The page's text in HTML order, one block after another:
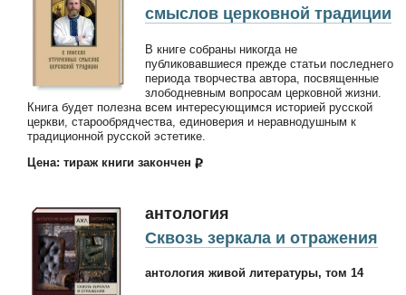
смыслов церковной традиции
В книге собраны никогда не
публиковавшиеся прежде статьи последнего
периода творчества автора, посвященные
злободневным вопросам церковной жизни.
Книга будет полезна всем интересующимся историей русской
церкви, старообрядчества, единоверия и неравнодушным к
традиционной русской эстетике.
Цена: тираж книги закончен
антология
Сквозь зеркала и отражения
антология живой литературы, том 14